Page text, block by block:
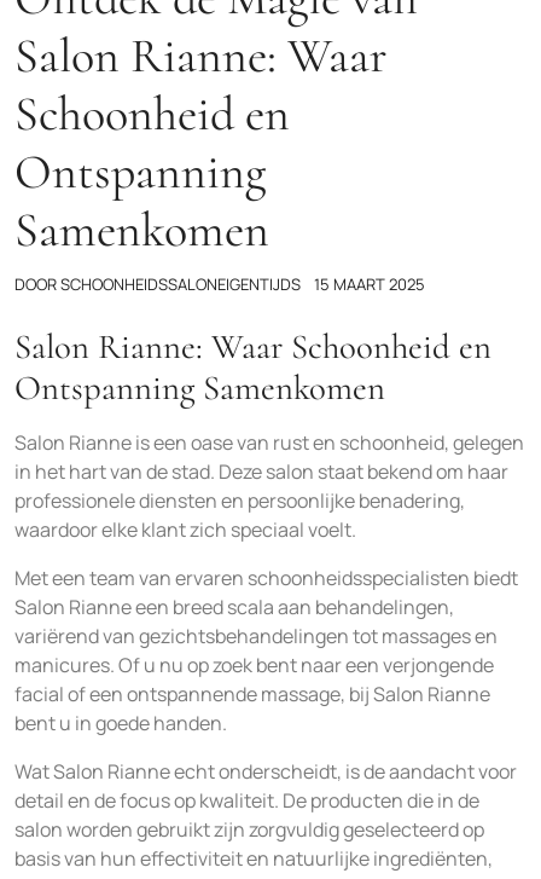
Salon Rianne: Waar
Schoonheid en
Ontspanning
Samenkomen
DOORSCHOONHEIDSSALONEIGENTIJDS 15 MAART 2025
Salon Rianne: Waar Schoonheid en
Ontspanning Samenkomen
Salon Rianne is een oase van rust en schoonheid, gelegen
in het hart van de stad. Deze salon staat bekend om haar
professionele diensten en persoonlijke benadering,
waardoor elke klant zich speciaal voelt.
Met een team van ervaren schoonheidsspecialisten biedt
Salon Rianne een breed scala aan behandelingen,
variërend van gezichtsbehandelingen tot massages en
manicures. Of u nu op zoek bent naar een verjongende
facial of een ontspannende massage, bij Salon Rianne
bent u in goede handen.
Wat Salon Rianne echt onderscheidt, is de aandacht voor
detail en de focus op kwaliteit. De producten die in de
salon worden gebruikt zijn zorgvuldig geselecteerd op
basis van hun effectiviteit en natuurlijke ingrediënten,